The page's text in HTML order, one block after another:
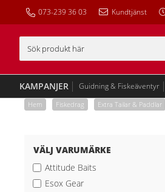
073-239 36 03 Kundtjänst
Guidning & Fiskeäventyr
KAMPANJER
Hem Fiskedrag Extra Tailar & Paddlar
VÄLJ VARUMÄRKE
Attitude Baits
Esox Gear